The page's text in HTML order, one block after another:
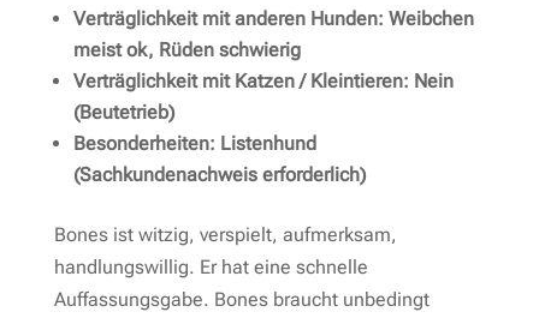
Verträglichkeit mit anderen Hunden: Weibchen
meist ok, Rüden schwierig
Verträglichkeit mit Katzen / Kleintieren: Nein
(Beutetrieb)
Besonderheiten: Listenhund
(Sachkundenachweis erforderlich)
Bones ist witzig, verspielt, aufmerksam,
handlungswillig. Er hat eine schnelle
Auffassungsgabe. Bones braucht unbedingt